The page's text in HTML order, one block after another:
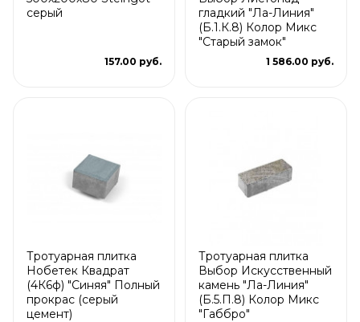
серый
157.00 руб.
гладкий "Ла-Линия"
(Б.1.К.8) Колор Микс
"Старый замок"
1 586.00 руб.
Тротуарная плитка
Нобетек Квадрат
(4К6ф) "Синяя" Полный
прокрас (серый
цемент)
Тротуарная плитка
Выбор Искусственный
камень "Ла-Линия"
(Б.5.П.8) Колор Микс
"Габбро"